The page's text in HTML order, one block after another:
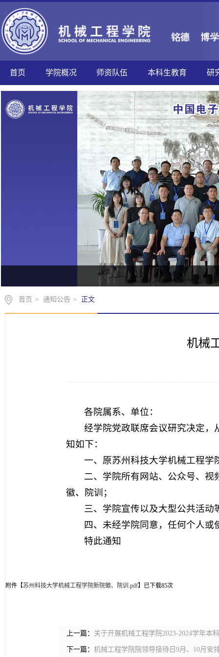
首页 学院概况 师资队伍 本科生教育 研
首页 > 通知公告 > 正文
机械
各院属系、单位：
经学院党政联席会议研究决定，
知如下：
一、原苏州科技大学机械工程学
二、学院所有网站、公众号、
徽、院训；
三、学院宣传以及大型公共活
四、未经学院同意，任何个人
特此通知
附件【苏州科技大学机械工程学院新院徽、院训.pdf】已下载85次
上一篇： 关于开展机械工程学院2023-2024学年本
下一篇： 机械工程学院院领导接待日9月、10月安